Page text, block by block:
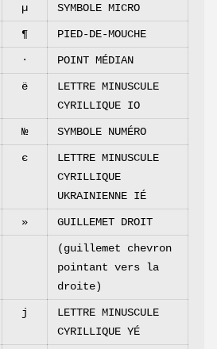
µ SYMBOLE MICRO
¶ PIED-DE-MOUCHE
· POINT MÉDIAN
ё
LETTRE MINUSCULE
CYRILLIQUE IO
№ SYMBOLE NUMÉRO
є
LETTRE MINUSCULE
CYRILLIQUE
UKRAINIENNE IÉ
» GUILLEMET DROIT
(guillemet chevron
pointant vers la
droite)
ј
LETTRE MINUSCULE
CYRILLIQUE YÉ